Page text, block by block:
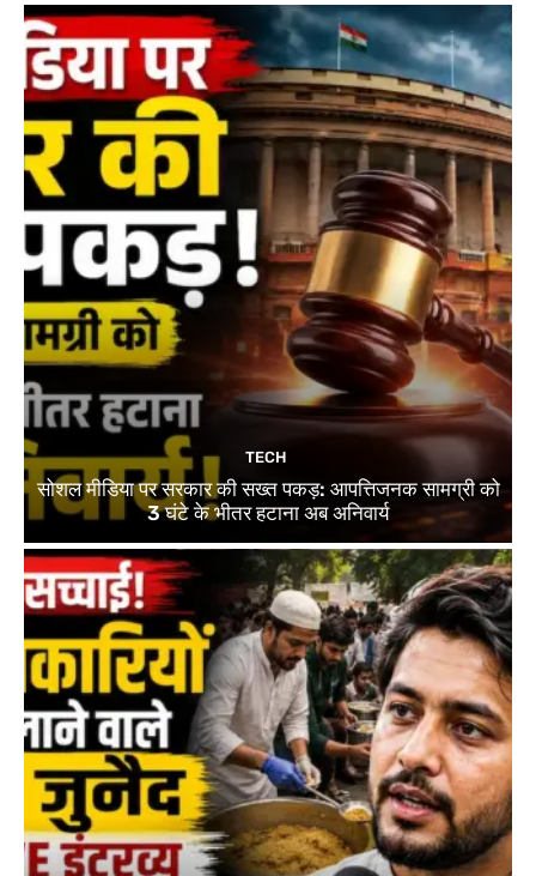
TECH
सोशल मीडिया पर सरकार की सख्त पकड़: आपत्तिजनक सामग्री को
3 घंटे के भीतर हटाना अब अनिवार्य